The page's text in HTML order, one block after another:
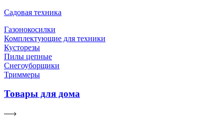
Садовая техника
Газонокосилки
Комплектующие для техники
Кусторезы
Пилы цепные
Снегоуборщики
Триммеры
Товары для дома